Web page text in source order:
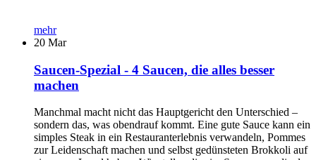
mehr
20 Mar
Saucen-Spezial - 4 Saucen, die alles besser
machen
Manchmal macht nicht das Hauptgericht den Unterschied –
sondern das, was obendrauf kommt. Eine gute Sauce kann ein
simples Steak in ein Restauranterlebnis verwandeln, Pommes
zur Leidenschaft machen und selbst gedünsteten Brokkoli auf